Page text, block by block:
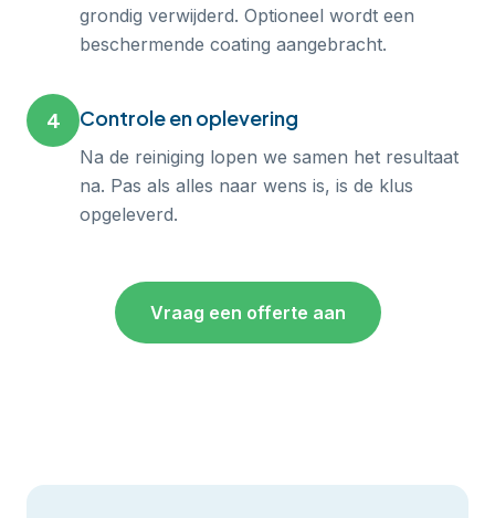
grondig verwijderd. Optioneel wordt een
beschermende coating aangebracht.
4 Controle en oplevering
Na de reiniging lopen we samen het resultaat
na. Pas als alles naar wens is, is de klus
opgeleverd.
Vraag een offerte aan